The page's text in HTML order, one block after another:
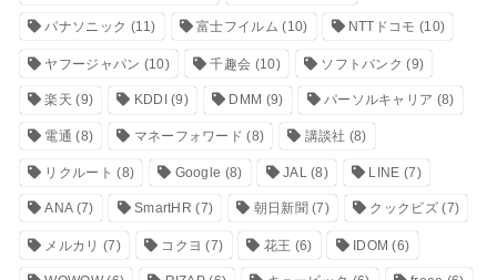
パナソニック (11) 富士フイルム (10) NTTドコモ (10)
ヤフージャパン (10) 千趣会 (10) ソフトバンク (9)
楽天 (9) KDDI (9) DMM (9) パーソルキャリア (8)
電通 (8) マネーフォワード (8) 講談社 (8)
リクルート (8) Google (8) JAL (8) LINE (7)
ANA(7) SmartHR (7) 朝日新聞 (7) クックビズ(7)
メルカリ (7) コクヨ (7) 花王 (6) IDOM (6)